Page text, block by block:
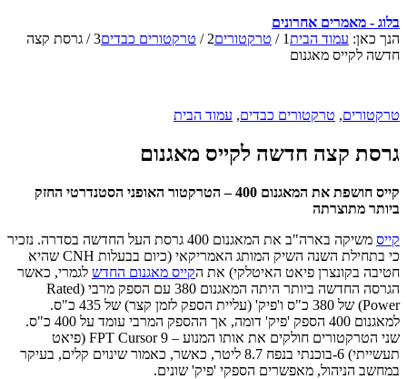
בלוג - מאמרים אחרונים
הנך כאן: עמוד הבית1
/ טרקטורים2
/ טרקטורים כבדים3
/ גרסת קצה
חדשה לקייס מאגנום
טרקטורים, טרקטורים כבדים, עמוד הבית
גרסת קצה חדשה לקייס מאגנום
קייס חושפת את המאגנום 400 – הטרקטור האופני הסטנדרטי החזק
ביותר מתוצרתה
קייס
משיקה בארה"ב את המאגנום 400 גרסת העל החדשה בסדרה. נזכיר
כי בתחילת השנה השיק המותג האמריקאי (כיום בבעלות CNH שהיא
חטיבה בקונצרן פיאט האיטלקי) את הקייס מאגנום החדש לגמרי, כאשר
הגרסה החדשה ביותר היתה המאגנום 380 עם הספק מרבי (Rated
Power) של 380 כ"ס ו'פיק' (עליית הספק לזמן קצר) של 435 כ"ס.
למאגנום 400 הספק 'פיק' דומה, אך ההספק המרבי עומד על 400 כ"ס.
שני הטרקטורים חולקים את אותו המנוע – FPT Cursor 9 (פיאט
תעשייתי) 6-בוכנתי בנפח 8.7 ליטר, כאשר, כאמור שינוים קלים, בעיקר
במחשב הניהול, מאפשרים הספקי 'פיק' שונים.